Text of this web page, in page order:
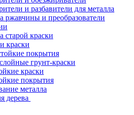
и разбавители для металла
ржавчины и преобразователи
старой краски
краски
покрытия
грунт-краски
краски
покрытия
металла
дерева